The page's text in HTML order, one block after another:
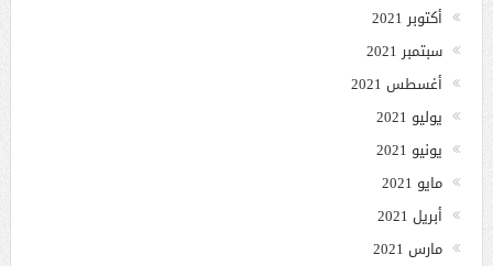
أكتوبر 2021
سبتمبر 2021
أغسطس 2021
يوليو 2021
يونيو 2021
مايو 2021
أبريل 2021
مارس 2021